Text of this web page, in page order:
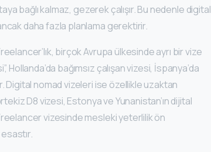
bağlı kalmaz, gezerek çalışır. Bu nedenle digital
daha fazla planlama gerektirir.
birçok Avrupa ülkesinde ayrı bir vize
bağımsız çalışan vizesi, İspanya’da
nomad vizeleri ise özellikle uzaktan
D8 vizesi, Estonya ve Yunanistan’ın dijital
vizesinde mesleki yeterlilik ön